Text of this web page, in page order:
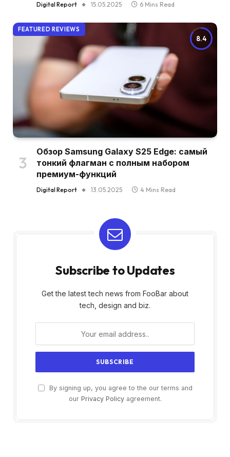
Digital Report 15.05.2025 6 Mins Read
8.4
FEATURED REVIEWS
Обзор Samsung Galaxy S25 Edge: самый
тонкий флагман с полным набором
премиум-функций
Digital Report 13.05.2025 4 Mins Read
Subscribe to Updates
Get the latest tech news from FooBar about
tech, design and biz.
By signing up, you agree to the our terms and
our Privacy Policyagreement.